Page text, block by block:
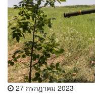
27 กรกฎาคม 2023